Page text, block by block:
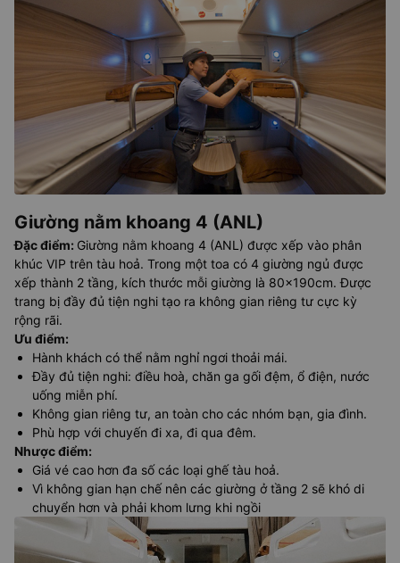
Giường nằm khoang 4 (ANL)
Đặc điểm: Giường nằm khoang 4 (ANL) được xếp vào phân
khúc VIP trên tàu hoả. Trong một toa có 4 giường ngủ được
xếp thành 2 tầng, kích thước mỗi giường là 80x190cm. Được
trang bị đầy đủ tiện nghi tạo ra không gian riêng tư cực kỳ
rộng rãi.
Ưu điểm:
Hành khách có thể nằm nghỉ ngơi thoải mái.
Đầy đủ tiện nghi: điều hoà, chăn ga gối đệm, ổ điện, nước
uống miễn phí.
Không gian riêng tư, an toàn cho các nhóm bạn, gia đình.
Phù hợp với chuyến đi xa, đi qua đêm.
Nhược điểm:
Giá vé cao hơn đa số các loại ghế tàu hoả.
Vì không gian hạn chế nên các giường ở tầng 2 sẽ khó di
chuyển hơn và phải khom lưng khi ngồi